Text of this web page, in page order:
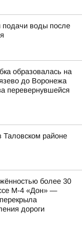
подачи воды после
образовалась на
до Воронежа
перевернувшейся
Таловском районе
более 30
М-4 «Дон» —
дороги